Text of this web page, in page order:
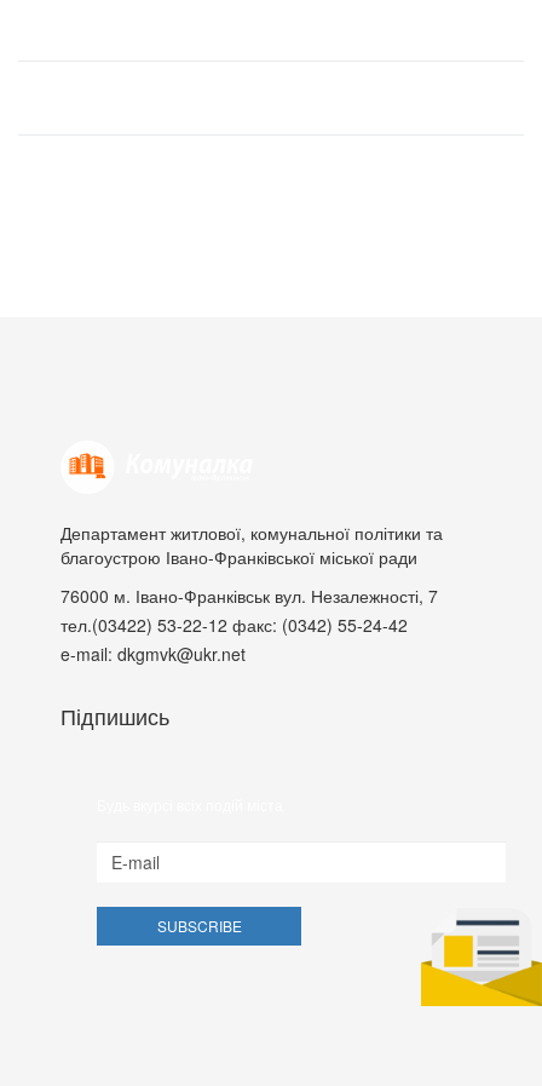
Департамент житлової, комунальної політики та
благоустрою Івано-Франківської міської ради
76000 м. Івано-Франківськ вул. Незалежності, 7
тел.(03422) 53-22-12 факс: (0342) 55-24-42
e-mail: dkgmvk@ukr.net
Підпишись